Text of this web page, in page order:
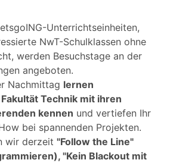
Unterrichtseinheiten,
NwT-Schulklassen ohne
werden Besuchstage an der
angeboten.
Nachmittag lernen
Technik mit ihren
kennen und vertiefen Ihr
bei spannenden Projekten.
wir derzeit "Follow the Line"
"Kein Blackout mit